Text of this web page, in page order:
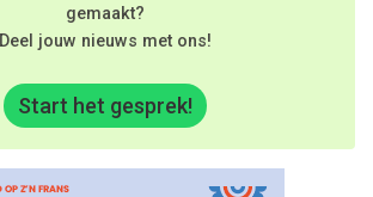
gemaakt?
Deel jouw nieuws met ons!
Start het gesprek!